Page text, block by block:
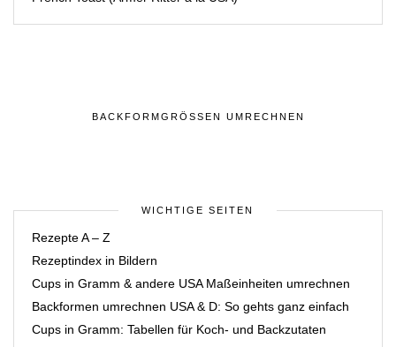
BACKFORMGRÖSSEN UMRECHNEN
WICHTIGE SEITEN
Rezepte A – Z
Rezeptindex in Bildern
Cups in Gramm & andere USA Maßeinheiten umrechnen
Backformen umrechnen USA & D: So gehts ganz einfach
Cups in Gramm: Tabellen für Koch- und Backzutaten